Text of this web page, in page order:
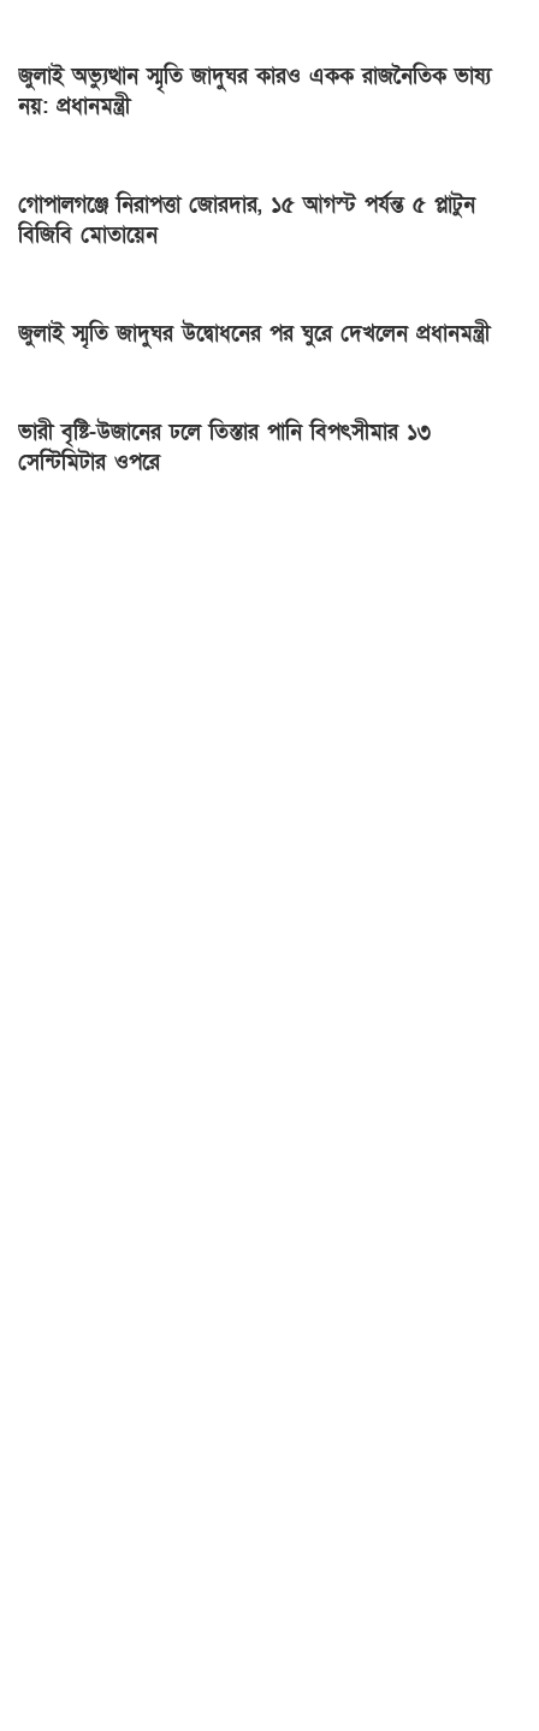
জুলাই অভ্যুত্থান স্মৃতি জাদুঘর কারও একক রাজনৈতিক ভাষ্য
নয়: প্রধানমন্ত্রী
গোপালগঞ্জে নিরাপত্তা জোরদার, ১৫ আগস্ট পর্যন্ত ৫ প্লাটুন
বিজিবি মোতায়েন
জুলাই স্মৃতি জাদুঘর উদ্বোধনের পর ঘুরে দেখলেন প্রধানমন্ত্রী
ভারী বৃষ্টি-উজানের ঢলে তিস্তার পানি বিপৎসীমার ১৩
সেন্টিমিটার ওপরে